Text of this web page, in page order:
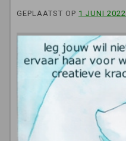
GEPLAATST OP 1 JUNI 2022